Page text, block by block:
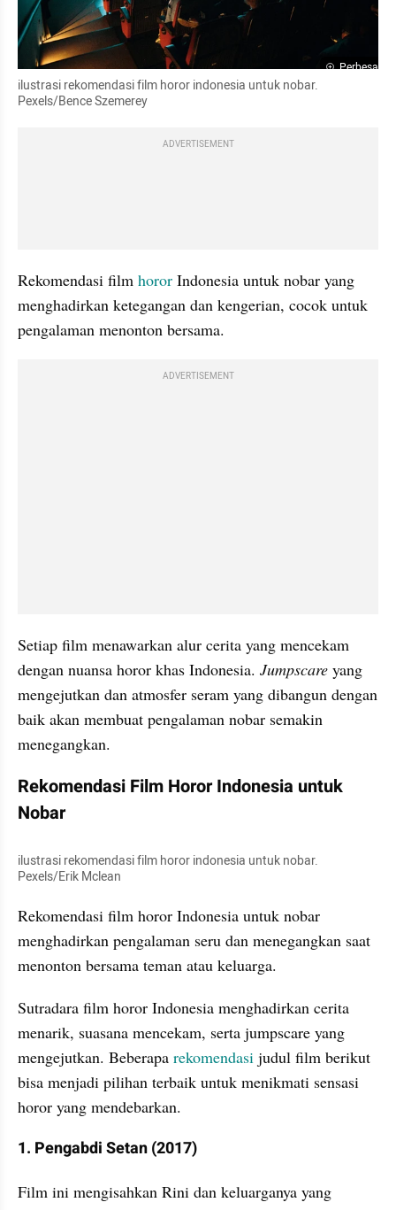
Perbesar
ilustrasi rekomendasi film horor indonesia untuk nobar.
Pexels/Bence Szemerey
ADVERTISEMENT
Rekomendasi film horor Indonesia untuk nobar yang
menghadirkan ketegangan dan kengerian, cocok untuk
pengalaman menonton bersama.
ADVERTISEMENT
Setiap film menawarkan alur cerita yang mencekam
dengan nuansa horor khas Indonesia. Jumpscare yang
mengejutkan dan atmosfer seram yang dibangun dengan
baik akan membuat pengalaman nobar semakin
menegangkan.
Rekomendasi Film Horor Indonesia untuk
Nobar
ilustrasi rekomendasi film horor indonesia untuk nobar.
Pexels/Erik Mclean
Rekomendasi film horor Indonesia untuk nobar
menghadirkan pengalaman seru dan menegangkan saat
menonton bersama teman atau keluarga.
Sutradara film horor Indonesia menghadirkan cerita
menarik, suasana mencekam, serta jumpscare yang
mengejutkan. Beberapa rekomendasi judul film berikut
bisa menjadi pilihan terbaik untuk menikmati sensasi
horor yang mendebarkan.
1. Pengabdi Setan (2017)
Film ini mengisahkan Rini dan keluarganya yang